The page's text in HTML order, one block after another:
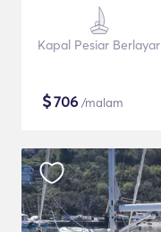
Kapal Pesiar Berlayar
$706 /malam